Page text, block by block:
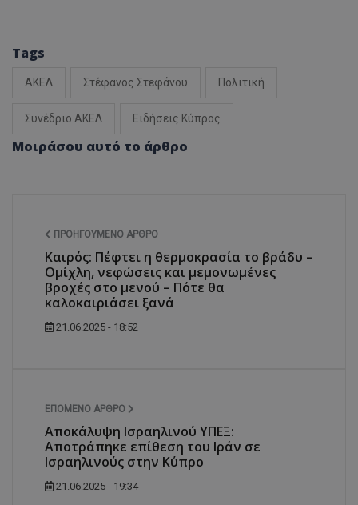
Tags
ΑΚΕΛ Στέφανος Στεφάνου Πολιτική
Συνέδριο ΑΚΕΛ Ειδήσεις Κύπρος
Μοιράσου αυτό το άρθρο
ΠΡΟΗΓΟΎΜΕΝΟ ΆΡΘΡΟ
Καιρός: Πέφτει η θερμοκρασία το βράδυ –
Ομίχλη, νεφώσεις και μεμονωμένες
βροχές στο μενού – Πότε θα
καλοκαιριάσει ξανά
21.06.2025 - 18:52
ΕΠΌΜΕΝΟ ΆΡΘΡΟ
Αποκάλυψη Ισραηλινού ΥΠΕΞ:
Αποτράπηκε επίθεση του Ιράν σε
Ισραηλινούς στην Κύπρο
21.06.2025 - 19:34